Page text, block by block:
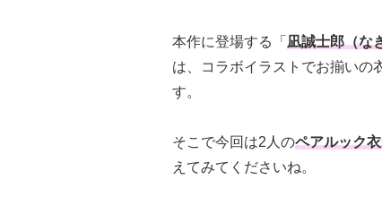
本作に登場する「 凪誠士郎（な
は、コラボイラストでお揃いの
す。
そこで今回は2人のペアルック
えてみてくださいね。